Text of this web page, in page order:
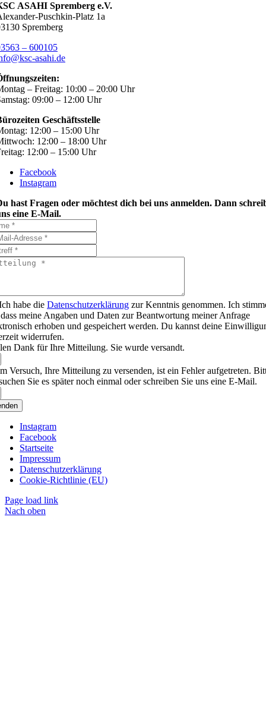
ASAHI Spremberg e.V.
Puschkin-Platz 1a
Spremberg
– 600105
asahi.de
– Freitag: 10:00 – 20:00 Uhr
09:00 – 12:00 Uhr
Geschäftsstelle
12:00 – 15:00 Uhr
12:00 – 18:00 Uhr
12:00 – 15:00 Uhr
Facebook
Instagram
hast Fragen oder möchtest dich bei uns anmelden. Dann
eine E-Mail.
habe die Datenschutzerklärung zur Kenntnis genommen. Ich
meine Angaben und Daten zur Beantwortung meiner Anfrage
erhoben und gespeichert werden. Du kannst deine
widerrufen.
Dank für Ihre Mitteilung. Sie wurde versandt.
Versuch, Ihre Mitteilung zu versenden, ist ein Fehler aufgetreten.
Sie es später noch einmal oder schreiben Sie uns eine E-Mail.
Instagram
Facebook
Startseite
Impressum
Datenschutzerklärung
Cookie-Richtlinie (EU)
Page load link
Nach oben